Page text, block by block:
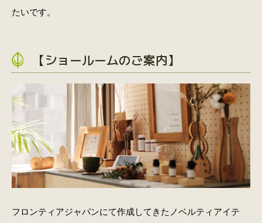
たいです。
【ショールームのご案内】
フロンティアジャパンにて作成してきたノベルティアイテ